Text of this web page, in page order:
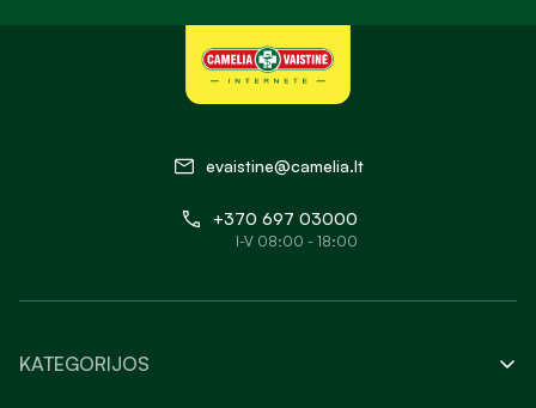
evaistine@camelia.lt
+370 697 03000
I-V 08:00 - 18:00
KATEGORIJOS